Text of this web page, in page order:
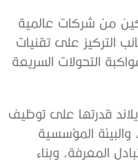
من شركات عالمية
التركيز على تقنيات
التحولات السريعة
قدرتها على توظيف
والبيئة المؤسسية
المعرفة، وبناء